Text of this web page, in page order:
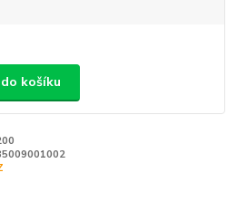
košíku